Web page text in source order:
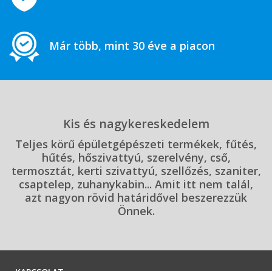
Már több, mint 30 éve a piacon
Kis és nagykereskedelem
Teljes körű épületgépészeti termékek, fűtés,
hűtés, hőszivattyú, szerelvény, cső,
termosztát, kerti szivattyú, szellőzés, szaniter,
csaptelep, zuhanykabin... Amit itt nem talál,
azt nagyon rövid határidővel beszerezzük
Önnek.